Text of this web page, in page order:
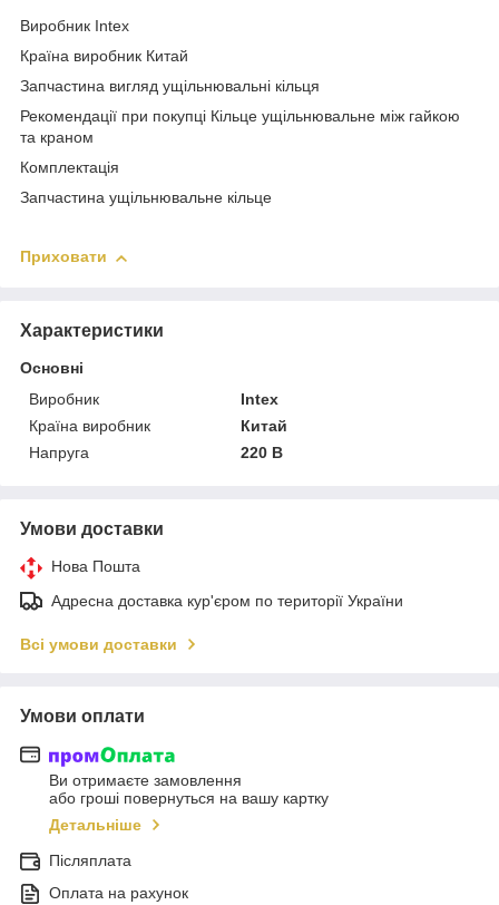
Виробник Intex
Країна виробник Китай
Запчастина вигляд ущільнювальні кільця
Рекомендації при покупці Кільце ущільнювальне між гайкою
та краном
Комплектація
Запчастина ущільнювальне кільце
Приховати
Характеристики
Основні
Виробник
Intex
Країна виробник
Китай
Напруга
220 В
Умови доставки
Нова Пошта
Адресна доставка кур'єром по території України
Всі умови доставки
Умови оплати
Ви отримаєте замовлення
або гроші повернуться на вашу картку
Детальніше
Післяплата
Оплата на рахунок